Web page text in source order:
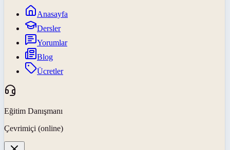
Anasayfa
Dersler
Yorumlar
Blog
Ücretler
Eğitim Danışmanı
Çevrimiçi (online)